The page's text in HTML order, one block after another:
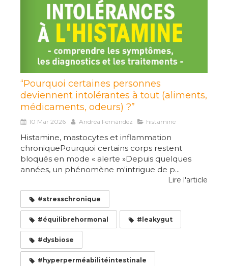
“Pourquoi certaines personnes
deviennent intolérantes à tout (aliments,
médicaments, odeurs) ?”
10 Mar 2026 Andréa Fernández histamine
Histamine, mastocytes et inflammation
chroniquePourquoi certains corps restent
bloqués en mode « alerte »Depuis quelques
années, un phénomène m'intrigue de p...
Lire l'article
#stresschronique
#équilibrehormonal #leakygut
#dysbiose
#hyperperméabilitéintestinale